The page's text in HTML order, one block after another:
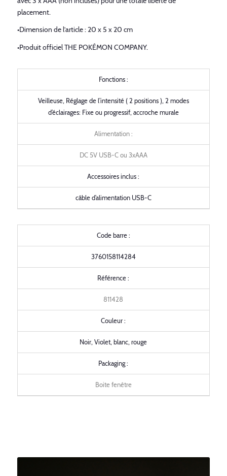
placement.
•Dimension de l’article : 20 x 5 x 20 cm
•Produit officiel THE POKÉMON COMPANY.
Fonctions :
Veilleuse, Réglage de l’intensité ( 2 positions ), 2 modes
d’éclairages: Fixe ou progressif, accroche murale
Alimentation :
DC 5V USB-C ou 3xAAA
Accessoires inclus :
câble d’alimentation USB-C
Code barre :
3760158114284
Référence :
811428
Couleur :
Noir, Violet, blanc, rouge
Packaging :
Boite fenêtre